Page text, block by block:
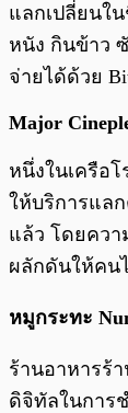
แลกเปลี่ยนใ
หนัง กินข้าว
จ่ายได้ด้วย
Major
หนึ่งในเครือ
ให้บริการแล
แล้ว โดยควา
ผลักดันให้คน
หมูกระทะ
ร้านอาหารร้
ดิจิทัลในการ